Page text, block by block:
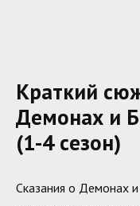
Краткий
Демонах и
(1-4 сезон)
Сказания о Демонах